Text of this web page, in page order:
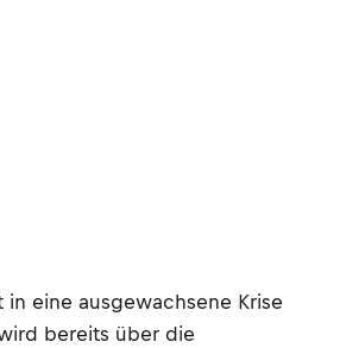
eine ausgewachsene Krise
bereits über die